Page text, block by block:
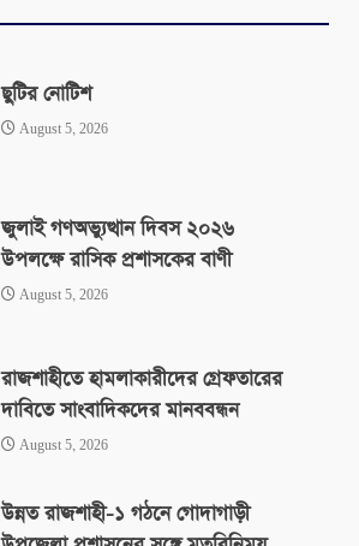
ছুটির নোটিশ
August 5, 2026
জুলাই গণঅভ্যুত্থান দিবস ২০২৬
উপলক্ষে রাসিক প্রশাসকের বাণী
August 5, 2026
রাজশাহীতে হামলাকারীদের গ্রেফতারের
দাবিতে সাংবাদিকদের মানববন্ধন
August 5, 2026
উন্নত রাজশাহী-১ গঠনে গোদাগাড়ী